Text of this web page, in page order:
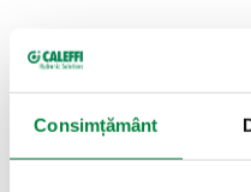
Consimțământ
Cod articol